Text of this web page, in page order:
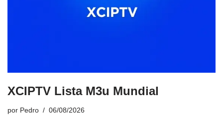
XCIPTV Lista M3u Mundial
por Pedro 06/08/2026